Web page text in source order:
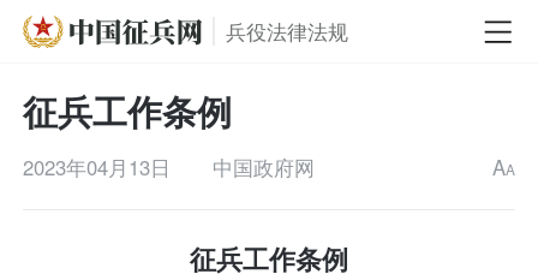
兵役法律法规
征兵工作条例
2023年04月13日 中国政府网 AA
征兵工作条例